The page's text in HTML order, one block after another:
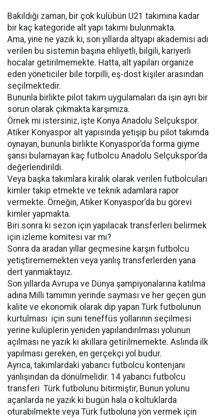
Bakıldığı zaman, bir çok kulübün U21 takımına kadar
bir kaç kategoride alt yapı takımı bulunmakta.
Ama, yine ne yazık ki, son yıllarda altyapı akademisi adı
verilen bu sistemin başına ehliyetli, bilgili, kariyerli
hocalar getirilmemekte. Hatta, alt yapıları organize
eden yöneticiler bile torpilli, eş-dost kişiler arasından
seçilmektedir.
Bununla birlikte pilot takım uygulamaları da işin ayrı bir
sorun olarak çıkmakta karşımıza.
Örnek mi istersiniz, işte Konya Anadolu Selçukspor.
Atiker Konyaspor alt yapısında yetişip bu pilot takımda
oynayan, bununla birlikte Konyaspor’da forma giyme
şansı bulamayan kaç futbolcu Anadolu Selçukspor’da
değerlendirildi.
Veya başka takımlara kiralık olarak verilen futbolcuları
kimler takip etmekte ve teknik adamlara rapor
vermekte. Örneğin, Atiker Konyaspor’da bu görevi
kimler yapmakta.
Biri sonra ki sezon için yapılacak transferleri belirmek
için izleme komitesi var mı?
Sonra da aradan yıllar geçmesine karşın futbolcu
yetiştirememekten veya yanlış transferlerden yana
dert yanmaktayız.
Son yıllarda Avrupa ve Dünya şampiyonalarına katılma
adına Milli tamımın yerinde sayması ve her geçen gün
kalite ve ekonomik olarak dip yapan Türk futbolunun
kurtulması için suni teneffüs yollarının seçilmesi
yerine kulüplerin yeniden yapılandırılması yolunun
açılması ne yazık ki akıllara getirilmemekte. Aslında ilk
yapılması gereken, en gerçekçi yol budur.
Ayrıca, takımlardaki yabancı futbolcu kontenjanı
yanlışından da dönülmelidir. 14 yabancı futbolcu
transferi Türk futbolunu bitirmiştir, Bunun yolunu
açanlarda ne yazık ki bugün hala o koltuklarda
oturabilmekte veya Türk futboluna yön vermek için